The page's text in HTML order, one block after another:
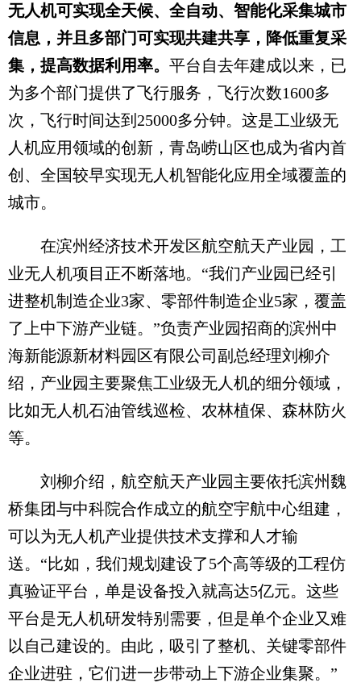
无人机可实现全天候、全自动、智能化采集城市
信息，并且多部门可实现共建共享，降低重复采
集，提高数据利用率。 平台自去年建成以来，已
为多个部门提供了飞行服务，飞行次数1600多
次，飞行时间达到25000多分钟。这是工业级无
人机应用领域的创新，青岛崂山区也成为省内首
创、全国较早实现无人机智能化应用全域覆盖的
城市。
在滨州经济技术开发区航空航天产业园，工
业无人机项目正不断落地。“我们产业园已经引
进整机制造企业3家、零部件制造企业5家，覆盖
了上中下游产业链。”负责产业园招商的滨州中
海新能源新材料园区有限公司副总经理刘柳介
绍，产业园主要聚焦工业级无人机的细分领域，
比如无人机石油管线巡检、农林植保、森林防火
等。
刘柳介绍，航空航天产业园主要依托滨州魏
桥集团与中科院合作成立的航空宇航中心组建，
可以为无人机产业提供技术支撑和人才输
送。“比如，我们规划建设了5个高等级的工程仿
真验证平台，单是设备投入就高达5亿元。这些
平台是无人机研发特别需要，但是单个企业又难
以自己建设的。由此，吸引了整机、关键零部件
企业进驻，它们进一步带动上下游企业集聚。”